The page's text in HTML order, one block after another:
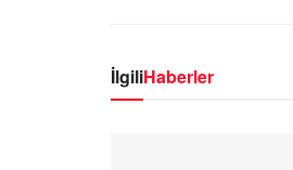
İlgiliHaberler